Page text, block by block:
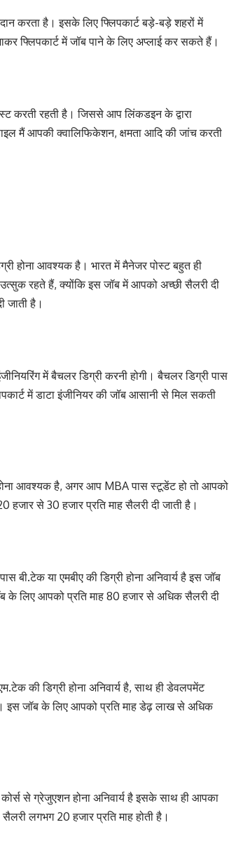
करता है। इसके लिए फ्लिपकार्ट बड़े-बड़े शहरों में
फ्लिपकार्ट में जॉब पाने के लिए अप्लाई कर सकते हैं।
करती रहती है। जिससे आप लिंकडइन के द्वारा
मैं आपकी क्वालिफिकेशन, क्षमता आदि की जांच करती
होना आवश्यक है। भारत में मैनेजर पोस्ट बहुत ही
रहते हैं, क्योंकि इस जॉब में आपको अच्छी सैलरी दी
जाती है।
में बैचलर डिग्री करनी होगी। बैचलर डिग्री पास
में डाटा इंजीनियर की जॉब आसानी से मिल सकती
आवश्यक है, अगर आप MBA पास स्टूडेंट हो तो आपको
से 30 हजार प्रति माह सैलरी दी जाती है।
बी.टेक या एमबीए की डिग्री होना अनिवार्य है इस जॉब
के लिए आपको प्रति माह 80 हजार से अधिक सैलरी दी
की डिग्री होना अनिवार्य है, साथ ही डेवलपमेंट
इस जॉब के लिए आपको प्रति माह डेढ़ लाख से अधिक
से ग्रेजुएशन होना अनिवार्य है इसके साथ ही आपका
लगभग 20 हजार प्रति माह होती है।